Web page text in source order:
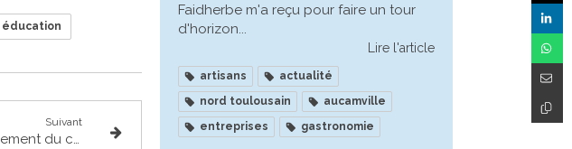
éducation
Suivant
A la prise de commandement du capitaine Cocaud à la gendarmerie de Castelginest
Faidherbe m'a reçu pour faire un tour
d'horizon...
Lire l'article
artisans
actualité
nord toulousain
aucamville
entreprises
gastronomie